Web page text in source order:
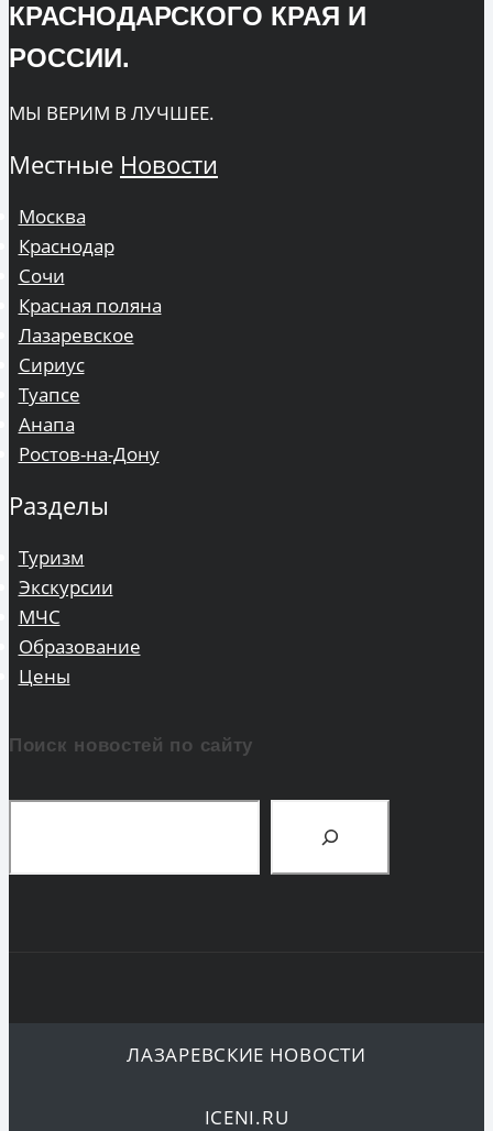
КРАСНОДАРСКОГО КРАЯ И
РОССИИ.
МЫ ВЕРИМ В ЛУЧШЕЕ.
Местные Новости
Москва
Краснодар
Сочи
Красная поляна
Лазаревское
Сириус
Туапсе
Анапа
Ростов-на-Дону
Разделы
Туризм
Экскурсии
МЧС
Образование
Цены
Поиск новостей по сайту
ЛАЗАРЕВСКИЕ НОВОСТИ
ICENI.RU